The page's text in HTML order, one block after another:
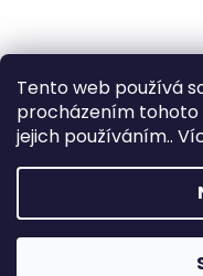
Tento web používá
procházením tohoto
jejich používáním..